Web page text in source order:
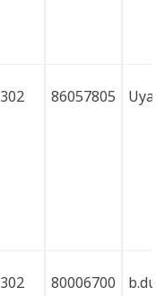
302 86057805
302 80006700